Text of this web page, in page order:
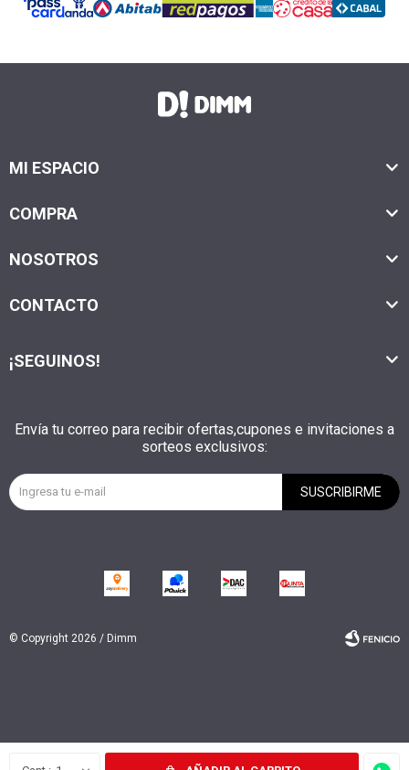
MI ESPACIO
COMPRA
NOSOTROS
CONTACTO
Envía tu correo para recibir ofertas,cupones e invitaciones a
sorteos exclusivos:
SUSCRIBIRME
¡SEGUINOS!
© Copyright 2026 / Dimm
Fenicio